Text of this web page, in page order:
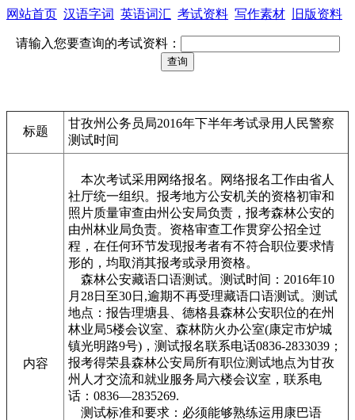
网站首页 汉语字词 英语词汇 考试资料 写作素材 旧版资料
请输入您要查询的考试资料：
标题
甘孜州公务员局2016年下半年考试录用人民警察
测试时间
内容
本次考试采用网络报名。网络报名工作由省人
社厅统一组织。报考地方公安机关的资格初审和
照片质量审查由州公安局负责，报考森林公安的
由州林业局负责。资格审查工作贯穿公招全过
程，在任何环节发现报考者有不符合职位要求情
形的，均取消其报考或录用资格。
森林公安藏语口语测试。测试时间：2016年10
月28日至30日,逾期不再受理藏语口语测试。测试
地点：报告理塘县、德格县森林公安职位的在州
林业局5楼会议室、森林防火办公室(康定市炉城
镇光明路9号)，测试报名联系电话0836-2833039；
报考得荣县森林公安局所有职位测试地点为甘孜
州人才交流和就业服务局六楼会议室，联系电
话：0836—2835269.
测试标准和要求：必须能够熟练运用康巴语